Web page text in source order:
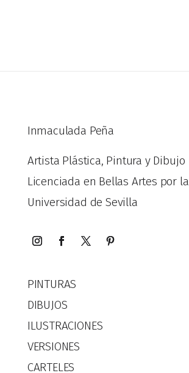
Inmaculada Peña
Artista Plástica, Pintura y Dibujo
Licenciada en Bellas Artes por la
Universidad de Sevilla
PINTURAS
DIBUJOS
ILUSTRACIONES
VERSIONES
CARTELES